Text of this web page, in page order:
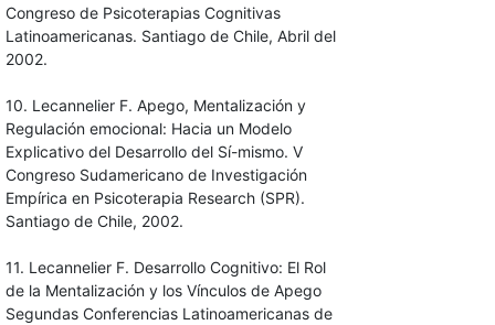
Congreso de Psicoterapias Cognitivas
Latinoamericanas. Santiago de Chile, Abril del
2002.
10. Lecannelier F. Apego, Mentalización y
Regulación emocional: Hacia un Modelo
Explicativo del Desarrollo del Sí-mismo. V
Congreso Sudamericano de Investigación
Empírica en Psicoterapia Research (SPR).
Santiago de Chile, 2002.
11. Lecannelier F. Desarrollo Cognitivo: El Rol
de la Mentalización y los Vínculos de Apego
Segundas Conferencias Latinoamericanas de